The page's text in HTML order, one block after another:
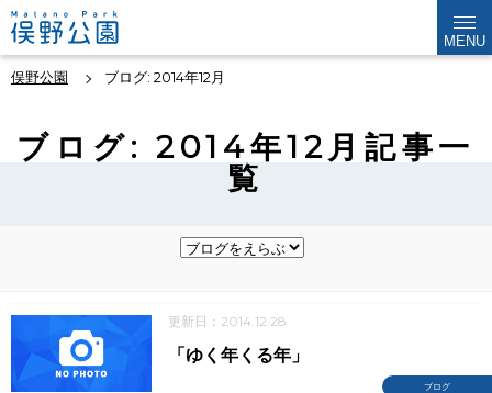
MENU
俣野公園 ブログ: 2014年12月
ブログ: 2014年12月記事一
覧
更新日：2014.12.28
ブログ
「ゆく年くる年」